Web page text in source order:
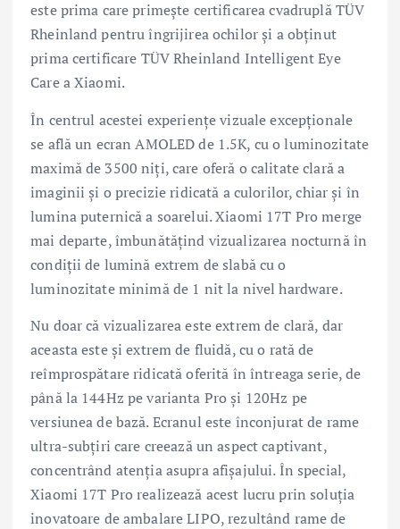
este prima care primește certificarea cvadruplă TÜV
Rheinland pentru îngrijirea ochilor și a obținut
prima certificare TÜV Rheinland Intelligent Eye
Care a Xiaomi.
În centrul acestei experiențe vizuale excepționale
se află un ecran AMOLED de 1.5K, cu o luminozitate
maximă de 3500 niți, care oferă o calitate clară a
imaginii și o precizie ridicată a culorilor, chiar și în
lumina puternică a soarelui. Xiaomi 17T Pro merge
mai departe, îmbunătățind vizualizarea nocturnă în
condiții de lumină extrem de slabă cu o
luminozitate minimă de 1 nit la nivel hardware.
Nu doar că vizualizarea este extrem de clară, dar
aceasta este și extrem de fluidă, cu o rată de
reîmprospătare ridicată oferită în întreaga serie, de
până la 144Hz pe varianta Pro și 120Hz pe
versiunea de bază. Ecranul este înconjurat de rame
ultra-subțiri care creează un aspect captivant,
concentrând atenția asupra afișajului. În special,
Xiaomi 17T Pro realizează acest lucru prin soluția
inovatoare de ambalare LIPO, rezultând rame de